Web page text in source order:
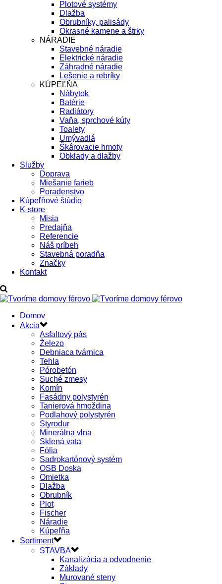
Plotové systémy
Dlažba
Obrubníky, palisády
Okrasné kamene a štrky
NÁRADIE
Stavebné náradie
Elektrické náradie
Záhradné náradie
Lešenie a rebríky
KÚPEĽŇA
Nábytok
Batérie
Radiátory
Vaňa, sprchové kúty
Toalety
Umývadlá
Škárovacie hmoty
Obklady a dlažby
Služby
Doprava
Miešanie farieb
Poradenstvo
Kúpeľňové štúdio
K-store
Misia
Predajňa
Referencie
Náš príbeh
Stavebná poradňa
Značky
Kontakt
Domov
Akcia
Asfaltový pás
Železo
Debniaca tvárnica
Tehla
Pórobetón
Suché zmesy
Komín
Fasádny polystyrén
Tanierová hmoždina
Podlahový polystyrén
Styrodur
Minerálna vlna
Sklená vata
Fólia
Sadrokartónový systém
OSB Doska
Omietka
Dlažba
Obrubník
Plot
Fischer
Náradie
Kúpeľňa
Sortiment
STAVBA
Kanalizácia a odvodnenie
Základy
Murované steny